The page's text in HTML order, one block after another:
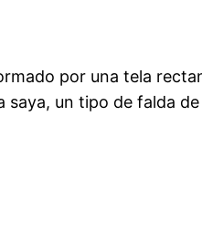
por una tela
un tipo de falda